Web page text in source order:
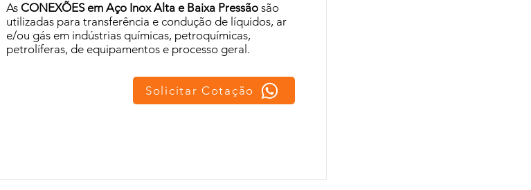
As CONEXÕES em Aço Inox Alta e Baixa Pressãosão
utilizadas para transferência e condução de líquidos, ar
e/ou gás em indústrias químicas, petroquímicas,
petrolíferas, de equipamentos e processo geral.
Solicitar Cotação